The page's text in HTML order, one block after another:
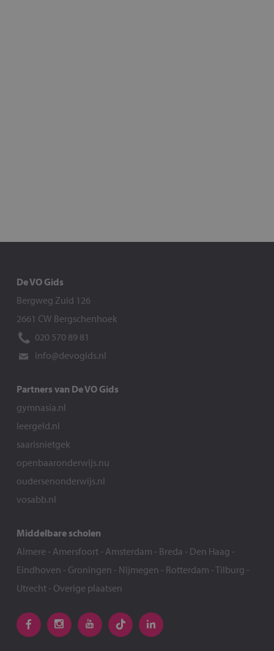
De VO Gids
Bergweg Zuid 126
2661 CW Bergschenhoek
020 570 89 81
info@devogids.nl
Partners van De VO Gids
gymnasia.nl
leergeld.nl
saarisnietgek
openbaaronderwijs.nu
oudersenonderwijs.nl
vosabb.nl
Middelbare scholen
Almere - Amersfoort- Amsterdam - Breda - Den Haag -
Eindhoven - Groningen - Nijmegen - Rotterdam -Tilburg -
Utrecht- Overige plaatsen